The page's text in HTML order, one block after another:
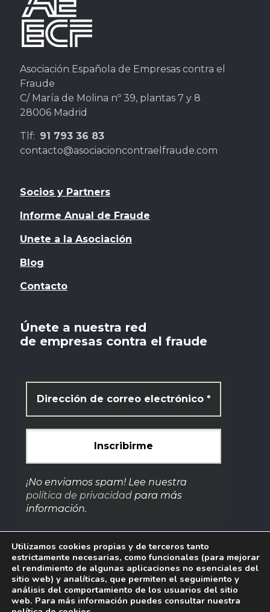
Asociación Española de Empresas contra el
Fraude
C/ María de Molina nº 39, plantas 7 y 8
28006 Madrid
Tlf: 91 793 36 83
contacto@asociacioncontraelfraude.com
Socios y Partners
Informe Anual de Fraude
Unete a la Asociación
Blog
Contacto
Únete a nuestra red
de empresas contra el fraude
¡No enviamos spam! Lee nuestra
política de privacidad para más
información.
Copyright © 2023 AEECF. Todos los derechos reservados.
Utilizamos cookies propias y de terceros tanto
estrictamente necesarias, como funcionales (para mejorar
el rendimiento de algunas aplicaciones no esenciales del
sitio web) y analíticas, que permiten el seguimiento y
análisis del comportamiento de los usuarios del sitio
web. Para más información puedes consultar nuestra